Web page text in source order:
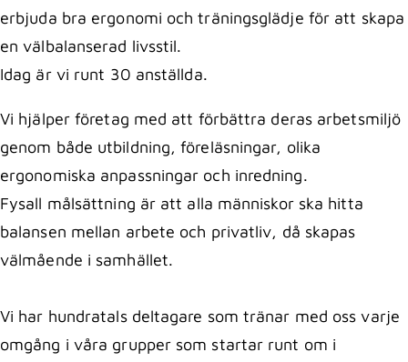
erbjuda bra ergonomi och träningsglädje för att skapa
en välbalanserad livsstil.
Idag är vi runt 30 anställda.
Vi hjälper företag med att förbättra deras arbetsmiljö
genom både utbildning, föreläsningar, olika
ergonomiska anpassningar och inredning.
Fysall målsättning är att alla människor ska hitta
balansen mellan arbete och privatliv, då skapas
välmående i samhället.
Vi har hundratals deltagare som tränar med oss varje
omgång i våra grupper som startar runt om i